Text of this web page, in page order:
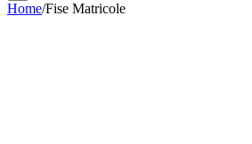
Home/Fise Matricole